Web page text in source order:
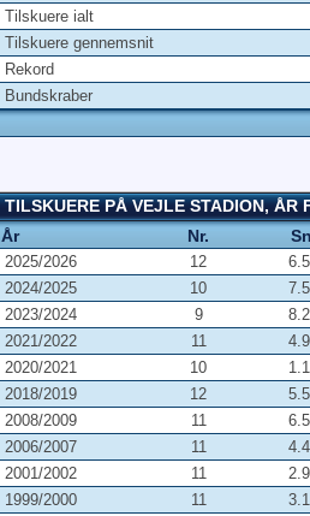
Tilskuere ialt
Tilskuere gennemsnit
Rekord
Bundskraber
TILSKUERE PÅ VEJLE STADION, ÅR
År
Nr.
2025/2026 12
2024/2025
10
2023/2024
9
2021/2022
11
2020/2021
10
2018/2019
12
2008/2009
11
2006/2007
11
2001/2002
11
1999/2000
11